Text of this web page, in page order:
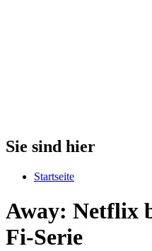
Sie sind hier
Startseite
Away: Netflix
Fi-Serie